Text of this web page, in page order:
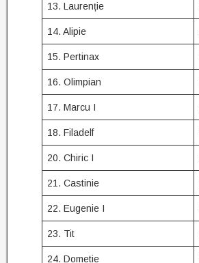
13. Laurenție
14. Alipie
15. Pertinax
16. Olimpian
17. Marcu I
18. Filadelf
20. Chiric I
21. Castinie
22. Eugenie I
23. Tit
24. Dometie